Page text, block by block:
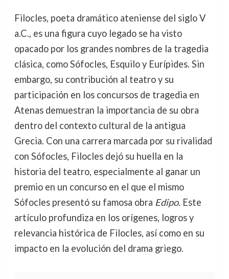
Filocles, poeta dramático ateniense del siglo V
a.C., es una figura cuyo legado se ha visto
opacado por los grandes nombres de la tragedia
clásica, como Sófocles, Esquilo y Eurípides. Sin
embargo, su contribución al teatro y su
participación en los concursos de tragedia en
Atenas demuestran la importancia de su obra
dentro del contexto cultural de la antigua
Grecia. Con una carrera marcada por su rivalidad
con Sófocles, Filocles dejó su huella en la
historia del teatro, especialmente al ganar un
premio en un concurso en el que el mismo
Sófocles presentó su famosa obra Edipo. Este
artículo profundiza en los orígenes, logros y
relevancia histórica de Filocles, así como en su
impacto en la evolución del drama griego.